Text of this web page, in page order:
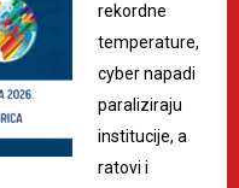
rekordne
temperature,
cyber napadi
paraliziraju
institucije, a
ratovi i